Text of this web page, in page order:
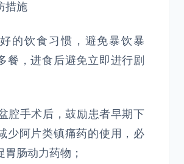
措施
的饮食习惯，避免暴饮暴
餐，进食后避免立即进行剧
腔手术后，鼓励患者早期下
少阿片类镇痛药的使用，必
胃肠动力药物；